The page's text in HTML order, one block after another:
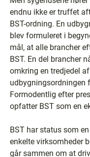
endnu ikke er truffet
BST-ordning. En
blev formuleret i
mål, at alle brancher
BST. En del brancher
omkring en tredjedel
udbygningsordningen
Formodentlig efter
opfatter BST som en
BST har status som
enkelte virksomheder
går sammen om at